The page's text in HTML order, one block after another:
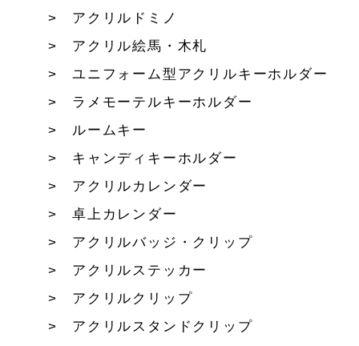
アクリルドミノ
アクリル絵馬・木札
ユニフォーム型アクリルキーホルダー
ラメモーテルキーホルダー
ルームキー
キャンディキーホルダー
アクリルカレンダー
卓上カレンダー
アクリルバッジ・クリップ
アクリルステッカー
アクリルクリップ
アクリルスタンドクリップ